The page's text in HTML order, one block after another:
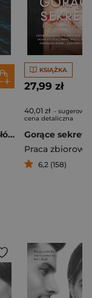
Od pierwszych słów
KSIĄŻKA
27,99 zł
40,01 zł -
cena detaliczna
Gorące sekrety
Praca zbiorowa
6,2 (158)